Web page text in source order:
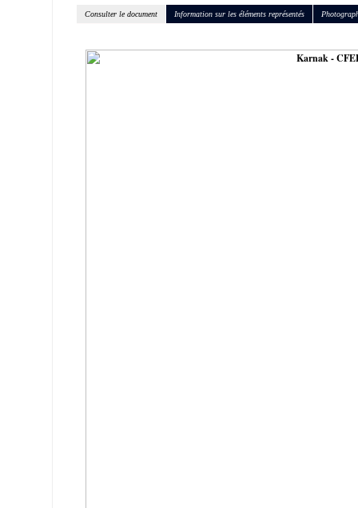
Consulter le document Information sur les éléments représentés